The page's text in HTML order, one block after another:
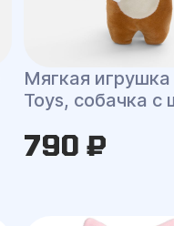
Мягкая
Toys, собачка
790 ₽